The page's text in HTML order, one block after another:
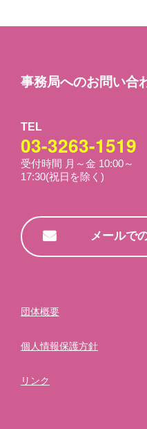
事務局へのお問い合
TEL
03-3263-1519
受付時間 月～金 10:00～
17:30(祝日を除く)
メールで
団体概要
個⼈情報保護⽅針
リンク